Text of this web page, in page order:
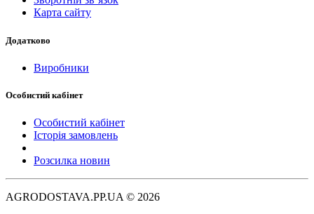
Карта сайту
Додатково
Виробники
Особистий кабінет
Особистий кабінет
Історія замовлень
Розсилка новин
AGRODOSTAVA.PP.UA © 2026